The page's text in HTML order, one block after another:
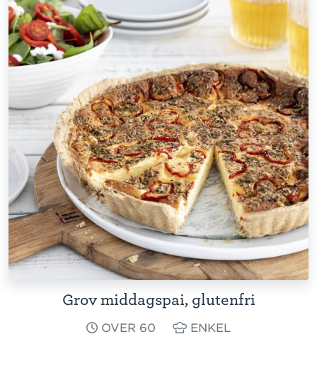
Grov middagspai, glutenfri
OVER 60 ENKEL